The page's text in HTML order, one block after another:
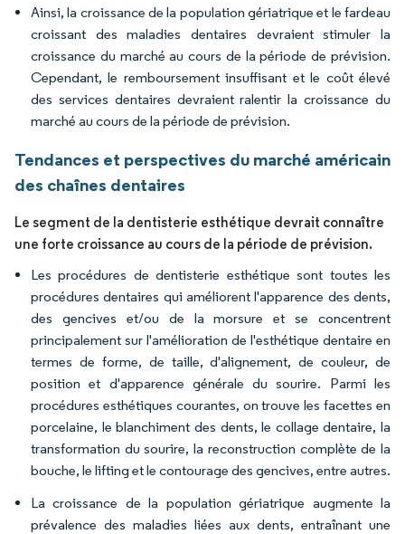
Ainsi, la croissance de la population gériatrique et le fardeau
croissant des maladies dentaires devraient stimuler la
croissance du marché au cours de la période de prévision.
Cependant, le remboursement insuffisant et le coût élevé
des services dentaires devraient ralentir la croissance du
marché au cours de la période de prévision.
Tendances et perspectives du marché américain
des chaînes dentaires
Le segment de la dentisterie esthétique devrait connaître
une forte croissance au cours de la période de prévision.
Les procédures de dentisterie esthétique sont toutes les
procédures dentaires qui améliorent l'apparence des dents,
des gencives et/ou de la morsure et se concentrent
principalement sur l'amélioration de l'esthétique dentaire en
termes de forme, de taille, d'alignement, de couleur, de
position et d'apparence générale du sourire. Parmi les
procédures esthétiques courantes, on trouve les facettes en
porcelaine, le blanchiment des dents, le collage dentaire, la
transformation du sourire, la reconstruction complète de la
bouche, le lifting et le contourage des gencives, entre autres.
La croissance de la population gériatrique augmente la
prévalence des maladies liées aux dents, entraînant une